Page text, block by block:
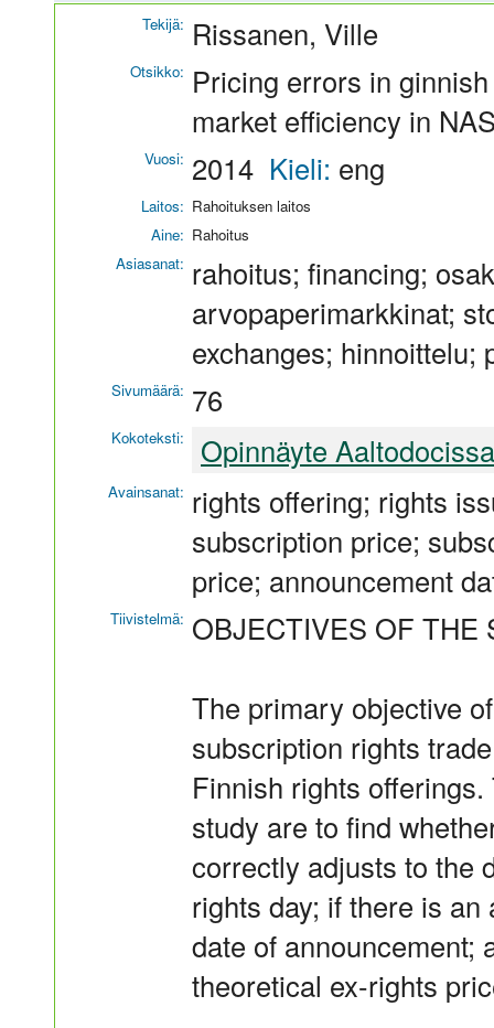
Tekijä: Rissanen, Ville
Otsikko: Pricing errors in
market efficiency in
Vuosi: 2014 Kieli: eng
Laitos: Rahoituksen laitos
Aine: Rahoitus
Asiasanat: rahoitus; financing;
arvopaperimarkkinat;
exchanges; hinnoittelu;
Sivumäärä: 76
Kokoteksti: Opinnäyte Aaltodocissa
Avainsanat: rights offering; rights
subscription price;
price; announcement
Tiivistelmä: OBJECTIVES OF THE
The primary objective
subscription rights
Finnish rights
study are to find
correctly adjusts to the
rights day; if there is
date of announcement;
theoretical ex-rights